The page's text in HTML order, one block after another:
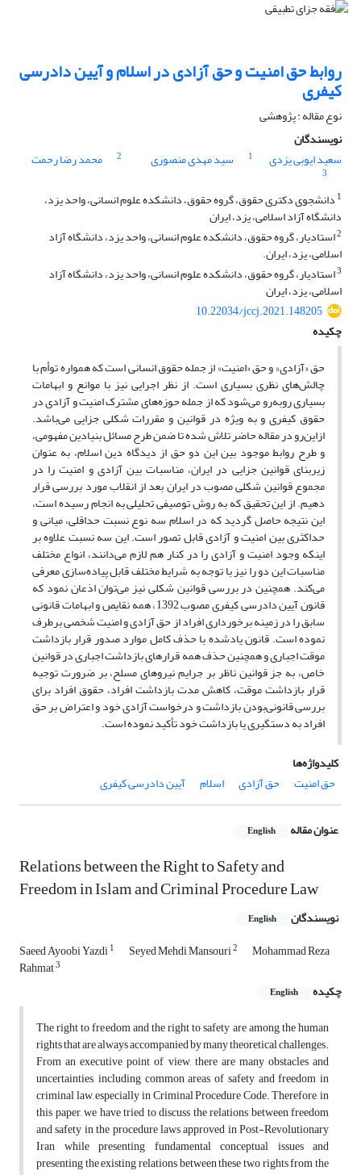
روابط حق امنیت و حق آزادی در اسلام و آیین دادرسی
کیفری
نوع مقاله : پژوهشی
نویسندگان
سعید ایوبی یزدی
1 سید مهدی منصوری 2 محمد رضا رحمت
3
1 دانشجوی دکتری حقوق، گروه حقوق، دانشکده علوم انسانی، واحد یزد،
دانشگاه آزاد اسلامی، یزد، ایران
2استادیار، گروه حقوق، دانشکده علوم انسانی، واحد یزد، دانشگاه آزاد
اسلامی، یزد، ایران.
3استادیار، گروه حقوق، دانشکده علوم انسانی، واحد یزد، دانشگاه آزاد
اسلامی، یزد، ایران
10.22034/jccj.2021.148205
چکیده
حق «آزادی» و حق «امنیت» از جمله حقوق انسانی است که همواره توأم با
چالش‌های نظری بسیاری است. از نظر اجرایی نیز با موانع و ابهامات
بسیاری روبه‌رو می‌شود که از جمله حوزه‌های مشترک امنیت و آزادی در
حقوق کیفری و به ویژه در قوانین و مقررات شکلی جزایی می‌باشد.
ازاین‌رو در مقاله حاضر تلاش شده تا ضمن طرح مسائل بنیادین مفهومی،
و طرح روابط موجود بین این دو حق از دیدگاه دین اسلام، به عنوان
زیربنای قوانین جزایی در ایران، مناسبات بین آزادی و امنیت را در
مجموع قوانین شکلی مصوب در ایران بعد از انقلاب مورد بررسی قرار
دهیم. از این تحقیق که به روش توصیفی تحلیلی به انجام رسیده است،
این نتیجه حاصل گردید که در اسلام سه نوع نسبت حداقلی، میانی و
حداکثری بین امنیت و آزادی قابل تصور است. این سه نسبت علاوه بر
اینکه وجود امنیت و آزادی را در کنار هم لازم می‌دانند، انواع مختلف
مناسبات این دو را نیز با توجه به شرایط مختلف قابل پیاده‌سازی معرفی
می‌کند. همچنین در بررسی قوانین شکلی نیز می‌توان اذعان نمود که
قانون آیین دادرسی کیفری مصوب 1392، همه نقایص و ابهامات قانونی
سابق را در زمینه برخورداری افراد از حق آزادی و امنیت شخصی برطرف
نموده است. قانون یادشده با حذف کامل موارد صدور قرار بازداشت
موقت اجباری و همچنین حذف همه قرارهای بازداشت اجباری در قوانین
خاص، به جز قوانین ناظر بر جرایم نیروهای مسلح، بر ضرورت توجیه
قرار بازداشت موقت، کاهش مدت بازداشت افراد، حقوق افراد برای
بررسی قانونی‌بودن بازداشت و درخواست آزادی خود و اعتراض بر حق
افراد به دستگیری یا بازداشت خود تأکید نموده است.
کلیدواژه‌ها
حق امنیت
حق آزادی اسلام آیین دادرسی کیفری
عنوان مقاله English
Relations between the Right to Safety and
Freedom in Islam and Criminal Procedure Law
نویسندگان English
Saeed Ayoobi Yazdi1 Seyed Mehdi Mansouri2 Mohammad Reza
Rahmat3
چکیده English
The right to freedom and the right to safety are among the human
rights that are always accompanied by many theoretical challenges.
From an executive point of view, there are many obstacles and
uncertainties, including common areas of safety and freedom in
criminal law, especially in Criminal Procedure Code. Therefore, in
this paper, we have tried to discuss the relations between freedom
and safety in the procedure laws approved in Post-Revolutionary
Iran while presenting fundamental conceptual issues and
presenting the existing relations between these two rights from the